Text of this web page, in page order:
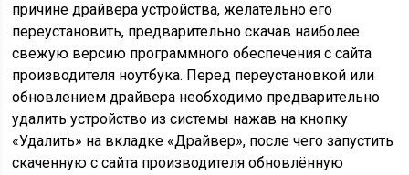
причине драйвера устройства, желательно его
переустановить, предварительно скачав наиболее
свежую версию программного обеспечения с сайта
производителя ноутбука. Перед переустановкой или
обновлением драйвера необходимо предварительно
удалить устройство из системы нажав на кнопку
«Удалить» на вкладке «Драйвер», после чего запустить
скаченную с сайта производителя обновлённую